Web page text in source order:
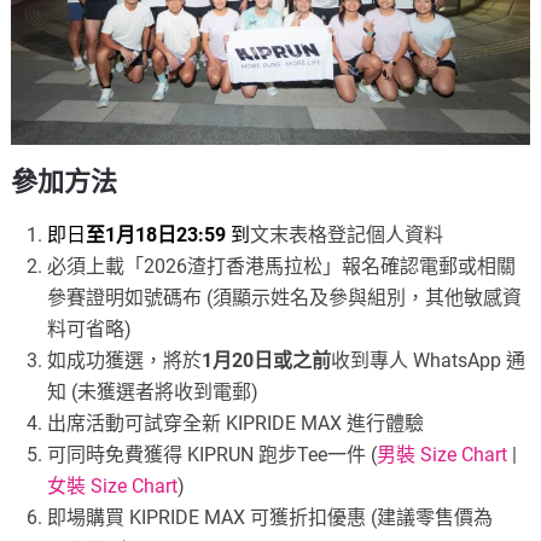
參加方法
即日 至1月18日23:59 到文末表格登記個人資料
必須上載「2026渣打香港馬拉松」報名確認電郵或相關
參賽證明如號碼布 (須顯示姓名及參與組別，其他敏感資
料可省略)
如成功獲選，將於1月20日或之前收到專人 WhatsApp 通
知 (未獲選者將收到電郵)
出席活動可試穿全新 KIPRIDE MAX 進行體驗
可同時免費獲得 KIPRUN 跑步Tee一件 (男裝 Size Chart |
女裝 Size Chart)
即場購買 KIPRIDE MAX 可獲折扣優惠 (建議零售價為